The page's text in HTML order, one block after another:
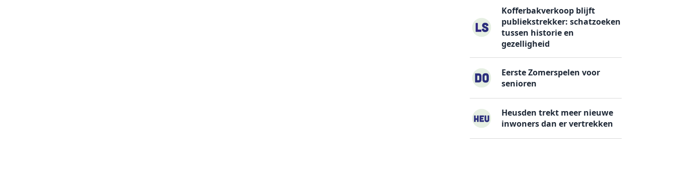
Kofferbakverkoop blijft
publiekstrekker: schatzoeken
tussen historie en
gezelligheid
Eerste Zomerspelen voor
senioren
Heusden trekt meer nieuwe
inwoners dan er vertrekken